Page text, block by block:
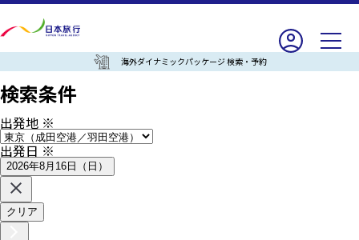
海外ダイナミックパッケージ 検索・予約
検索条件
出発地 ※
出発日※
2026年8月16日（日）
クリア